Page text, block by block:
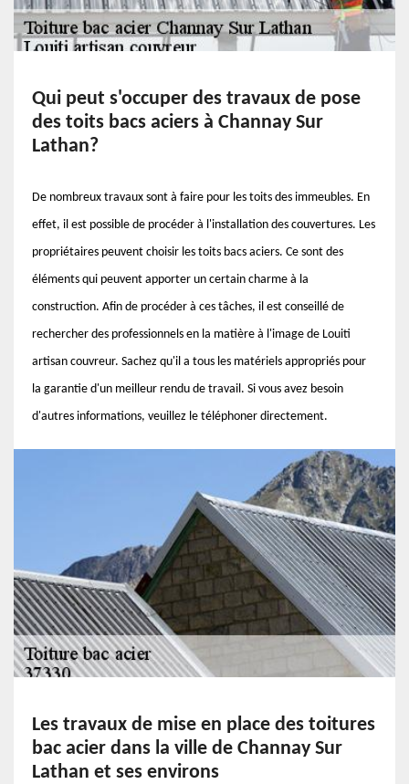
Qui peut s'occuper des travaux de pose
des toits bacs aciers à Channay Sur
Lathan?
De nombreux travaux sont à faire pour les toits des immeubles. En
effet, il est possible de procéder à l'installation des couvertures. Les
propriétaires peuvent choisir les toits bacs aciers. Ce sont des
éléments qui peuvent apporter un certain charme à la
construction. Afin de procéder à ces tâches, il est conseillé de
rechercher des professionnels en la matière à l'image de Louiti
artisan couvreur. Sachez qu'il a tous les matériels appropriés pour
la garantie d'un meilleur rendu de travail. Si vous avez besoin
d'autres informations, veuillez le téléphoner directement.
Les travaux de mise en place des toitures
bac acier dans la ville de Channay Sur
Lathan et ses environs